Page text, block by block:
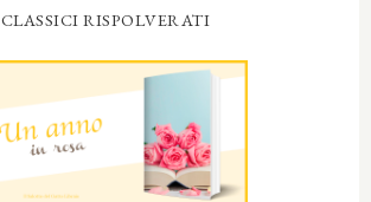
CLASSICI RISPOLVERATI